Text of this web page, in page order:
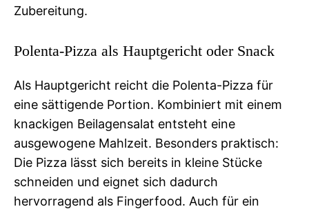
Zubereitung.
Polenta-Pizza als Hauptgericht oder Snack
Als Hauptgericht reicht die Polenta-Pizza für
eine sättigende Portion. Kombiniert mit einem
knackigen Beilagensalat entsteht eine
ausgewogene Mahlzeit. Besonders praktisch:
Die Pizza lässt sich bereits in kleine Stücke
schneiden und eignet sich dadurch
hervorragend als Fingerfood. Auch für ein